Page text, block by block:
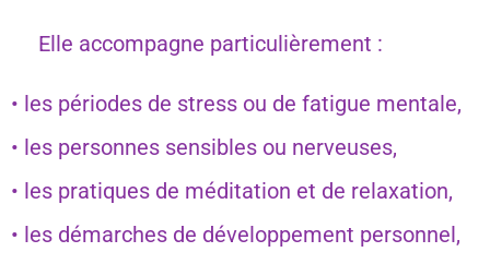
Elle accompagne particulièrement :
• les périodes de stress ou de fatigue mentale,
• les personnes sensibles ou nerveuses,
• les pratiques de méditation et de relaxation,
• les démarches de développement personnel,